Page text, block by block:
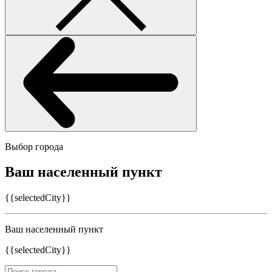
Выбор города
Ваш населенный пункт
{{selectedCity}}
Ваш населенный пункт
{{selectedCity}}